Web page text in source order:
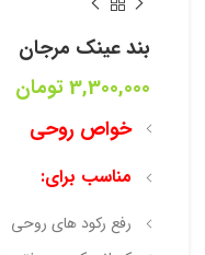
بند عینک مرجان
3,300,000تومان
خواص روحی
مناسب برای:
رفع رکود های روحی